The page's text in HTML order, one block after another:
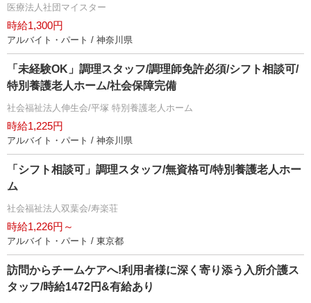
医療法人社団マイスター
時給1,300円
アルバイト・パート / 神奈川県
「未経験OK」調理スタッフ/調理師免許必須/シフト相談可/
特別養護老人ホーム/社会保障完備
社会福祉法人伸生会/平塚 特別養護老人ホーム
時給1,225円
アルバイト・パート / 神奈川県
「シフト相談可」調理スタッフ/無資格可/特別養護老人ホー
ム
社会福祉法人双葉会/寿楽荘
時給1,226円～
アルバイト・パート / 東京都
訪問からチームケアへ!利用者様に深く寄り添う入所介護ス
タッフ/時給1472円&有給あり